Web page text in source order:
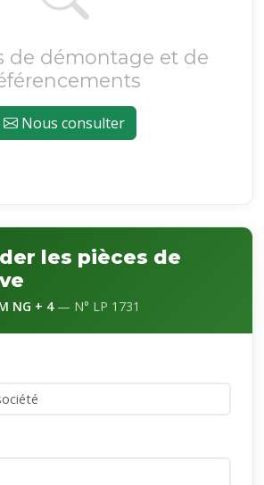
de démontage et de
Nous consulter
les pièces de
NG + 4— N° LP 1731